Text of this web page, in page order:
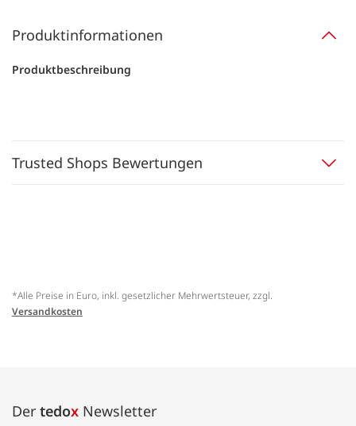
Produktinformationen
Produktbeschreibung
Trusted Shops Bewertungen
*Alle Preise in Euro, inkl. gesetzlicher Mehrwertsteuer, zzgl.
Versandkosten
Der tedox Newsletter